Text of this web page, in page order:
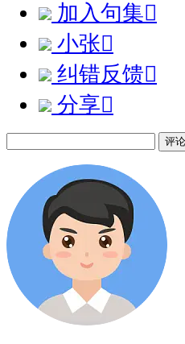
加入句集
小张
纠错反馈
分享
评论